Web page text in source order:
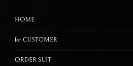
HOME
for CUSTOMER
ORDER SUIT